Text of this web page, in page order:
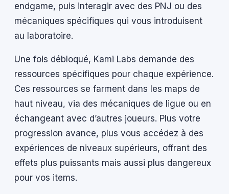
endgame, puis interagir avec des PNJ ou des
mécaniques spécifiques qui vous introduisent
au laboratoire.
Une fois débloqué, Kami Labs demande des
ressources spécifiques pour chaque expérience.
Ces ressources se farment dans les maps de
haut niveau, via des mécaniques de ligue ou en
échangeant avec d’autres joueurs. Plus votre
progression avance, plus vous accédez à des
expériences de niveaux supérieurs, offrant des
effets plus puissants mais aussi plus dangereux
pour vos items.